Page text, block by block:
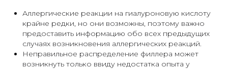
Аллергические реакции на гиалуроновую кислоту
крайне редки, но они возможны, поэтому важно
предоставить информацию обо всех предыдущих
случаях возникновения аллергических реакций.
Неправильное распределение филлера может
возникнуть только ввиду недостатка опыта у